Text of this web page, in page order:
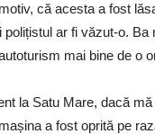
că acesta a fost
ar fi văzut-o.
mai bine de o
la Satu Mare, dacă
a fost oprită pe